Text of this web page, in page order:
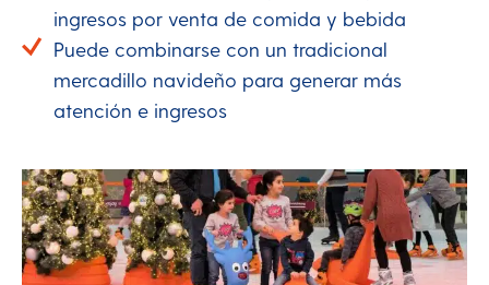
ingresos por venta de comida y bebida
Puede combinarse con un tradicional
mercadillo navideño para generar más
atención e ingresos